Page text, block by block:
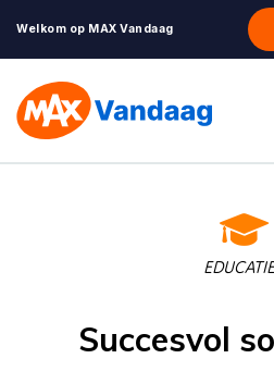
Welkom op MAX Vandaag
Succesvol